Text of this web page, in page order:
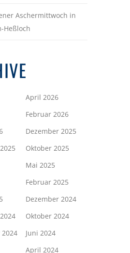
Aschermittwoch in
Heßloch
April 2026
Februar 2026
Dezember 2025
Oktober 2025
Mai 2025
Februar 2025
Dezember 2024
Oktober 2024
Juni 2024
April 2024